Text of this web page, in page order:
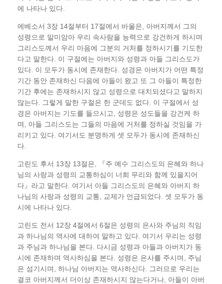
에 나타나 있다.
에베소서 3장 14절부터 17절에서 바울은, 아버지께서 그의
성령으로 말미암아 우리 속사람을 능력으로 강건하게 하시며
그리스도께서 우리 마음에 그분의 거처를 정하시기를 기도한
다고 말한다. 이 구절에는 아버지와 성령과 아들 그리스도가
있다. 이 모두가 동시에 존재한다. 성경은 아버지가 어떤 특정
기간 동안 존재하신 다음에 아들이 왔고 또 그 아들이 특정한
기간 후에는 존재하시지 않고 성령으로 대치되셨다고 말하지
않는다. 그렇게 말한 구절은 한 군데도 없다. 이 구절에서 성
경은 아버지는 기도를 들으시고, 성령은 성도들을 강건케 하
며, 아들 그리스도는 그들의 마음에 거처를 정하실 것임을 가
리키고 있다. 여기서도 분명하게 셋 모두가 동시에 존재하신
다.
고린도 후서 13장 13절은, 『주 예수 그리스도의 은혜와 하나
님의 사랑과 성령의 교통하심이 너희 무리와 함께 있을지어
다』라고 말한다. 여기서 아들 그리스도의 은혜와 아버지 하
나님의 사랑과 성령의 교통, 교제가 언급되었다. 셋 모두가 동
시에 나타나 있다.
고린도 전서 12장 4절에서 6절은 성령의 은사와 주님의 직임
과 하나님의 역사에 대하여 말하고 있다. 여기서 우리는 성령
과 주님과 하나님을 본다. 다시금 성령과 아들과 아버지가 동
시에 존재하며 역사하심을 본다. 성령은 은사를 주시며, 주님
은 섬기시며, 하나님 아버지는 역사하신다. 그러므로 우리는
결코 아버지께서 더이상 존재하시지 않는다거나, 아들이 아버